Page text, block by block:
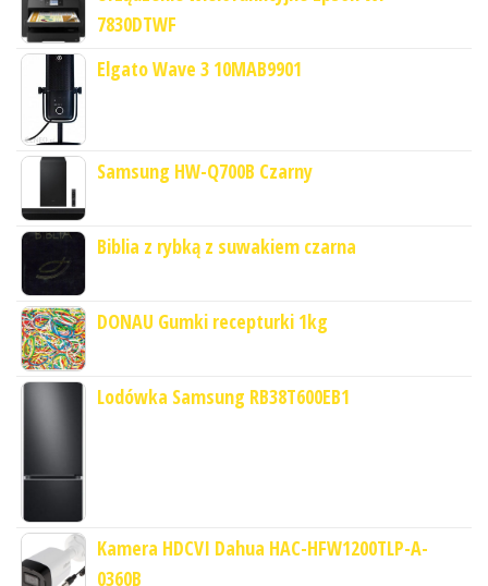
7830DTWF
Elgato Wave 3 10MAB9901
Samsung HW-Q700B Czarny
Biblia z rybką z suwakiem czarna
DONAU Gumki recepturki 1kg
Lodówka Samsung RB38T600EB1
Kamera HDCVI Dahua HAC-HFW1200TLP-A-
0360B